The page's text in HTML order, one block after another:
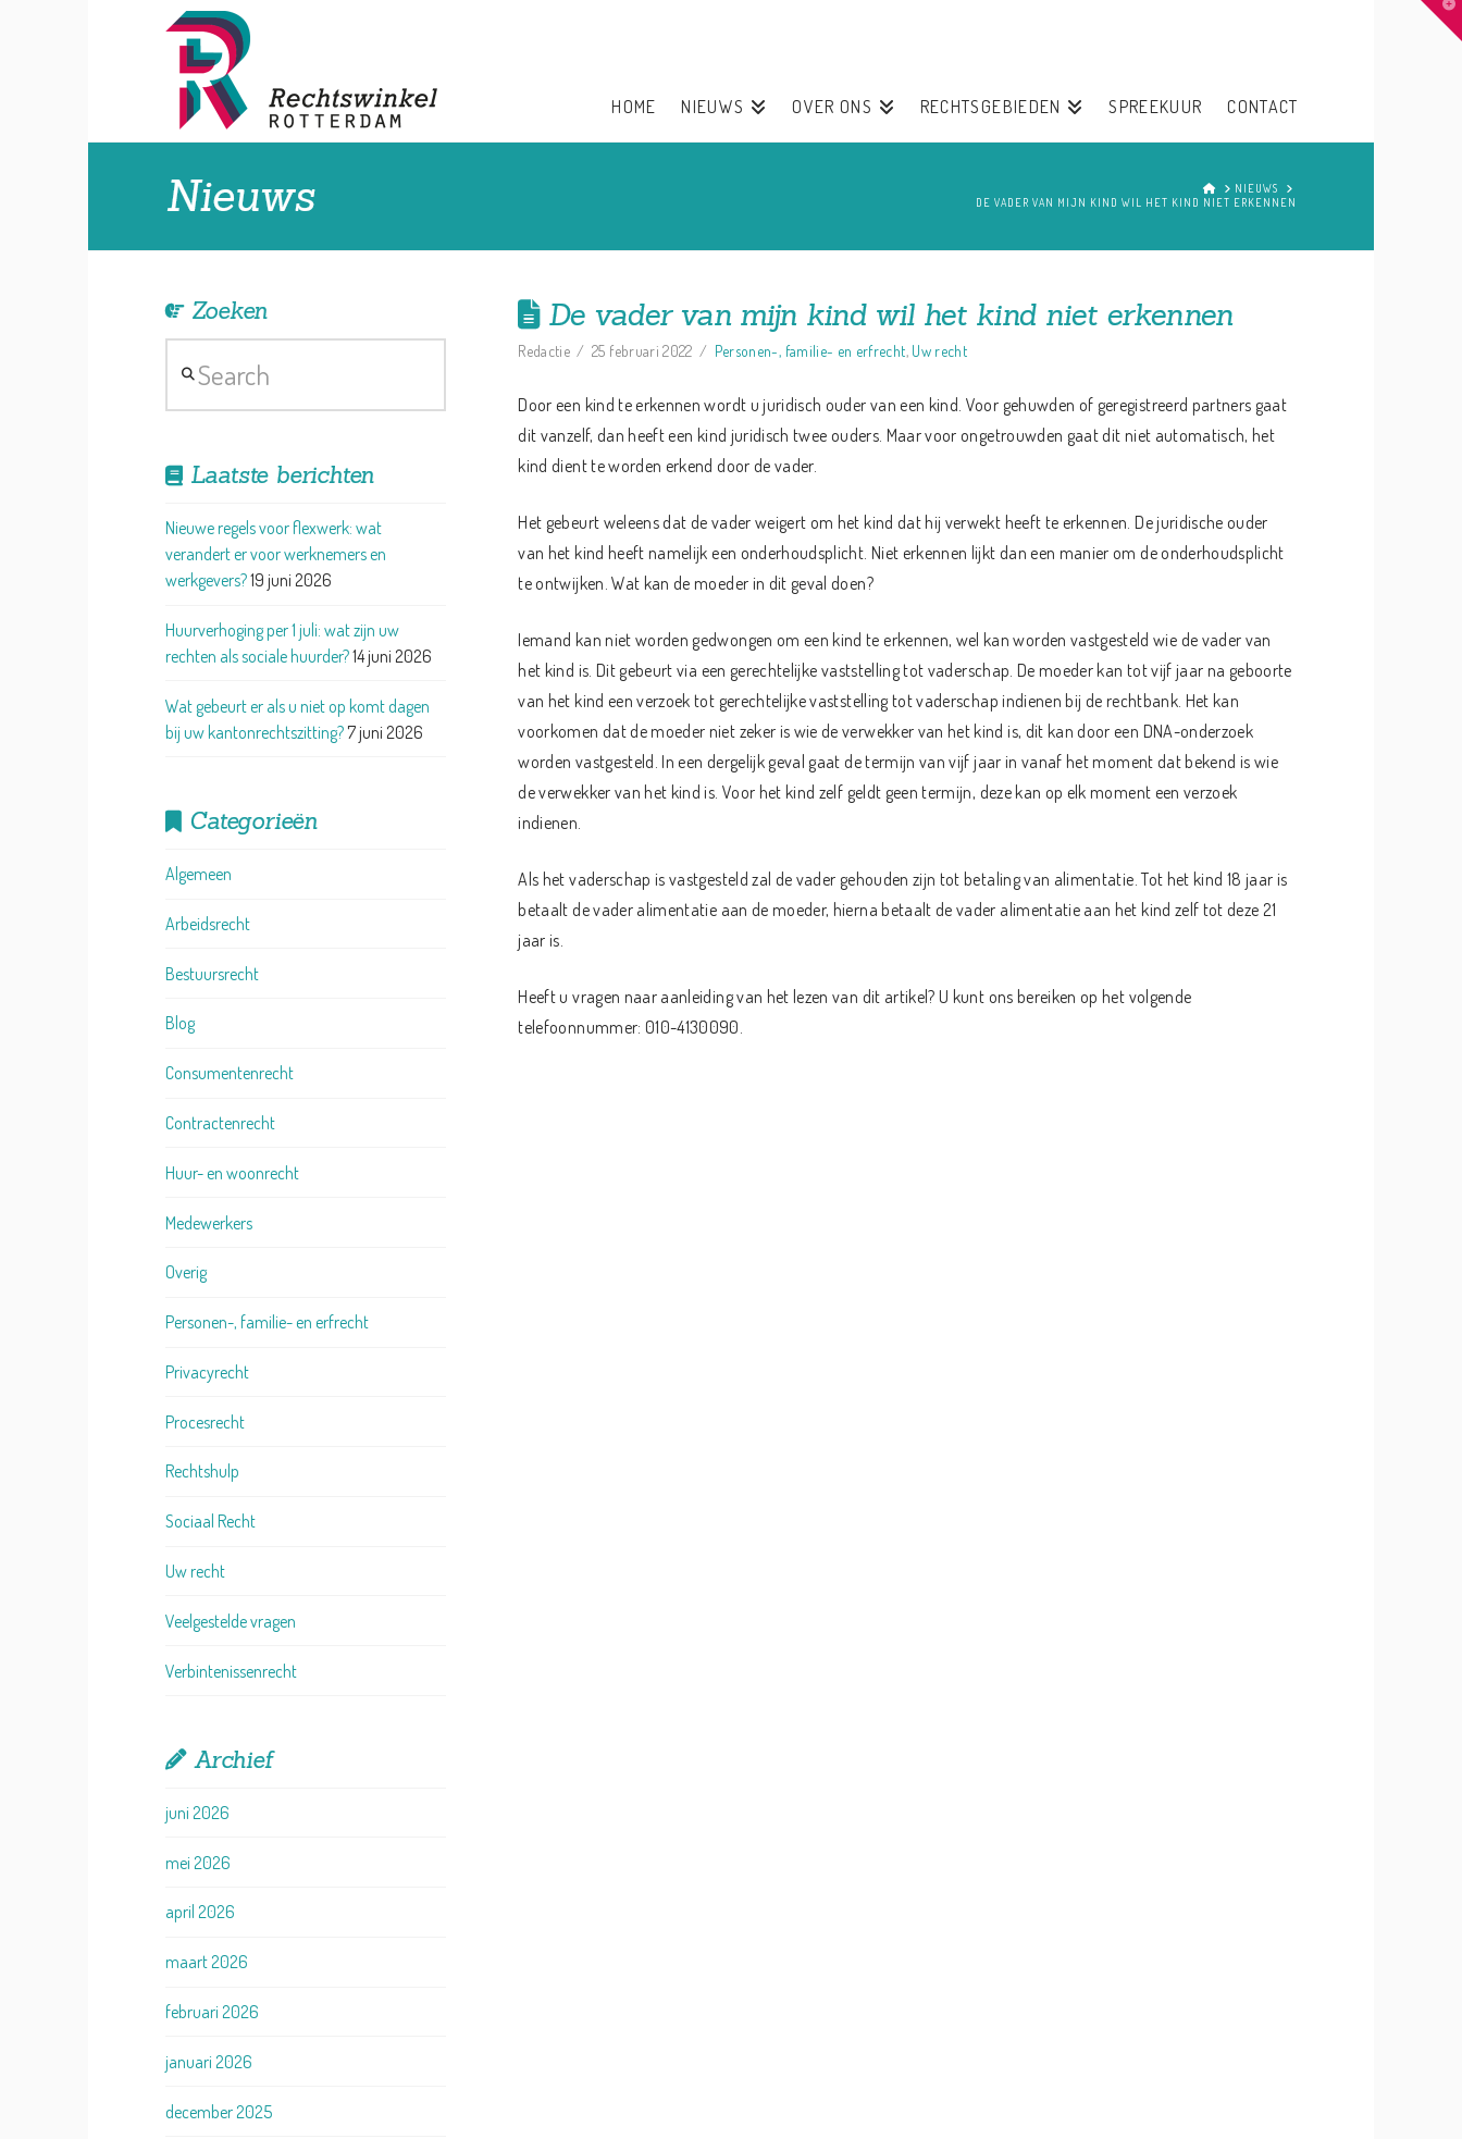
HOME NIEUWS OVER ONS RECHTSGEBIEDEN SPREEKUUR CONTACT
Nieuws HOMENIEUWS
DE VADER VAN MIJN KIND WIL HET KIND NIET ERKENNEN
De vader van mijn kind wil het kind niet erkennen
Redactie 25 februari 2022 Personen-, familie- en erfrecht, Uw recht
Door een kind te erkennen wordt u juridisch ouder van een kind. Voor gehuwden of geregistreerd partners gaat
dit vanzelf, dan heeft een kind juridisch twee ouders. Maar voor ongetrouwden gaat dit niet automatisch, het
kind dient te worden erkend door de vader.
Het gebeurt weleens dat de vader weigert om het kind dat hij verwekt heeft te erkennen. De juridische ouder
van het kind heeft namelijk een onderhoudsplicht. Niet erkennen lijkt dan een manier om de onderhoudsplicht
te ontwijken. Wat kan de moeder in dit geval doen?
Iemand kan niet worden gedwongen om een kind te erkennen, wel kan worden vastgesteld wie de vader van
het kind is. Dit gebeurt via een gerechtelijke vaststelling tot vaderschap. De moeder kan tot vijf jaar na geboorte
van het kind een verzoek tot gerechtelijke vaststelling tot vaderschap indienen bij de rechtbank. Het kan
voorkomen dat de moeder niet zeker is wie de verwekker van het kind is, dit kan door een DNA-onderzoek
worden vastgesteld. In een dergelijk geval gaat de termijn van vijf jaar in vanaf het moment dat bekend is wie
de verwekker van het kind is. Voor het kind zelf geldt geen termijn, deze kan op elk moment een verzoek
indienen.
Als het vaderschap is vastgesteld zal de vader gehouden zijn tot betaling van alimentatie. Tot het kind 18 jaar is
betaalt de vader alimentatie aan de moeder, hierna betaalt de vader alimentatie aan het kind zelf tot deze 21
jaar is.
Heeft u vragen naar aanleiding van het lezen van dit artikel? U kunt ons bereiken op het volgende
telefoonnummer: 010-4130090.
Zoeken
Laatste berichten
Nieuwe regels voor flexwerk: wat
verandert er voor werknemers en
werkgevers?19 juni 2026
Huurverhoging per 1 juli: wat zijn uw
rechten als sociale huurder?14 juni 2026
Wat gebeurt er als u niet op komt dagen
bij uw kantonrechtszitting?7 juni 2026
Categorieën
Algemeen
Arbeidsrecht
Bestuursrecht
Blog
Consumentenrecht
Contractenrecht
Huur- en woonrecht
Medewerkers
Overig
Personen-, familie- en erfrecht
Privacyrecht
Procesrecht
Rechtshulp
Sociaal Recht
Uw recht
Veelgestelde vragen
Verbintenissenrecht
Archief
juni 2026
mei 2026
april 2026
maart 2026
februari 2026
januari 2026
december 2025